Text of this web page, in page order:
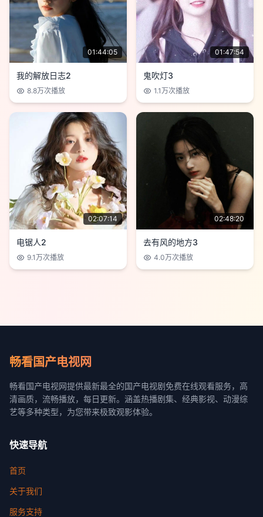
01:44:05
我的解放日志2
8.8万次播放
01:47:54
鬼吹灯3
1.1万次播放
02:07:14
电锯人2
9.1万次播放
02:48:20
去有风的地方3
4.0万次播放
畅看国产电视网
畅看国产电视网提供最新最全的国产电视剧免费在线观看服务，高
清画质，流畅播放，每日更新。涵盖热播剧集、经典影视、动漫综
艺等多种类型，为您带来极致观影体验。
快速导航
首页
关于我们
服务支持